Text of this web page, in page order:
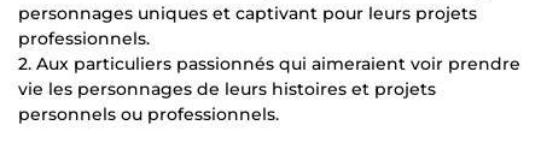
personnages uniques et captivant pour leurs projets
professionnels.
2. Aux particuliers passionnés qui aimeraient voir prendre
vie les personnages de leurs histoires et projets
personnels ou professionnels.